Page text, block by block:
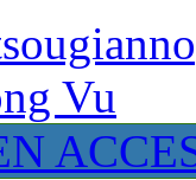
Vu